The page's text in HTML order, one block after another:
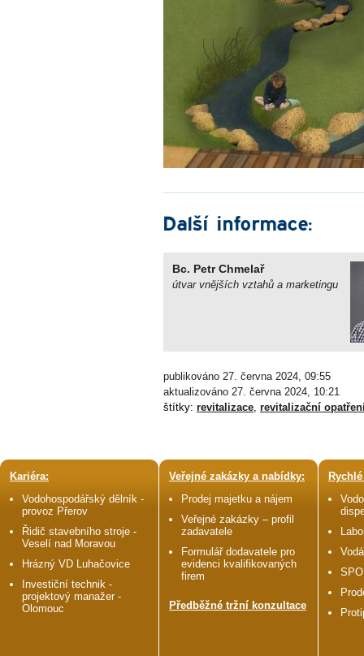
Další informace:
Bc. Petr Chmelař
útvar vnějších vztahů a marketingu
publikováno 27. června 2024, 09:55
aktualizováno 27. června 2024, 10:21
štítky: revitalizace, revitalizační
Kariéra:
Vodohospodářský dělník -
provoz Přerov
Řidič stavebního stroje -
Veselí nad Moravou
Hrázný VD Luhačovice
Investiční technik -
projektový manažer -
Olomouc
Veřejné zakázky a nabídky:
Prodej majetku a nájem
Veřejné zakázky – profil
zadavatele
Formulář dodavatele pro
evidenci kvalifikovaných
firem
Předběžné tržní konzultace